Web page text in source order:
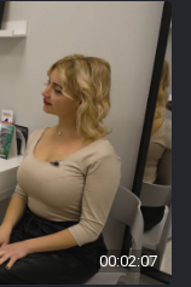
00:02:07